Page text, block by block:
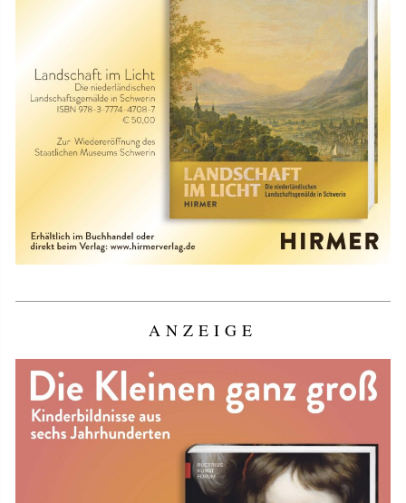
ANZEIGE